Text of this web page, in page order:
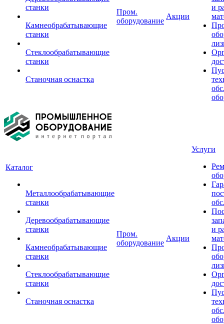
станки
Камнеобрабатывающие
станки
Стеклообрабатывающие
станки
Станочная оснастка
Пром.
оборудование
Акции
и
Каталог
Металлообрабатывающие
станки
Деревообрабатывающие
станки
Камнеобрабатывающие
станки
Стеклообрабатывающие
станки
Станочная оснастка
Пром.
оборудование
Акции
Услуги
и